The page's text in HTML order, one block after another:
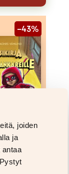
joiden
ja
antaa
–43%